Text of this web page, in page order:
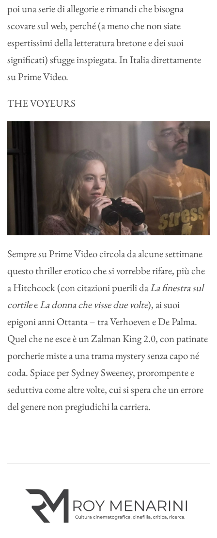
poi una serie di allegorie e rimandi che bisogna
scovare sul web, perché (a meno che non siate
espertissimi della letteratura bretone e dei suoi
significati) sfugge inspiegata. In Italia direttamente
su Prime Video.
THE VOYEURS
Sempre su Prime Video circola da alcune settimane
questo thriller erotico che si vorrebbe rifare, più che
a Hitchcock (con citazioni puerili daLa finestra sul
cortileeLa donna che visse due volte), ai suoi
epigoni anni Ottanta – tra Verhoeven e De Palma.
Quel che ne esce è un Zalman King 2.0, con patinate
porcherie miste a una trama mystery senza capo né
coda. Spiace per Sydney Sweeney, prorompente e
seduttiva come altre volte, cui si spera che un errore
del genere non pregiudichi la carriera.